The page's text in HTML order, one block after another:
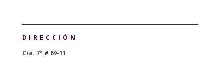
DIRECCIÓN
Cra. 7ª # 69-11